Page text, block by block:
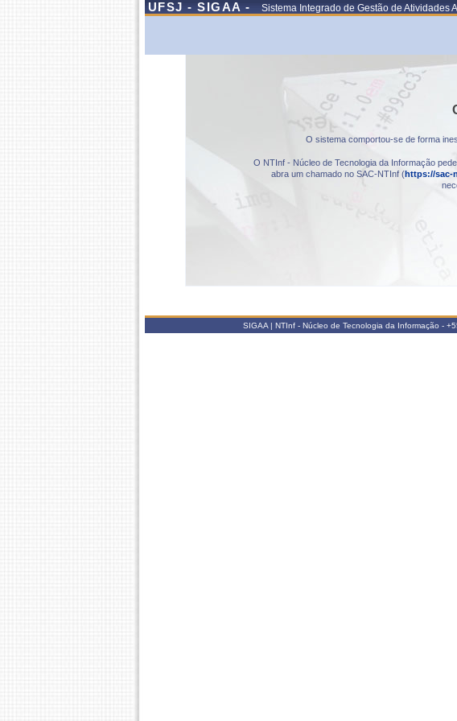
UFSJ - SIGAA - Sistema Integrado de Gestão de Atividades
O sistema comportou-se de forma
O NTInf - Núcleo de Tecnologia da Informação
abra um chamado no SAC-NTInf (https://sac-
SIGAA | NTInf - Núcleo de Tecnologia da Informação -